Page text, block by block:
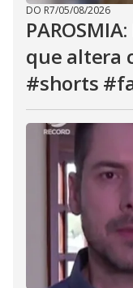
DO R7/05/08/2026
que altera
#shorts